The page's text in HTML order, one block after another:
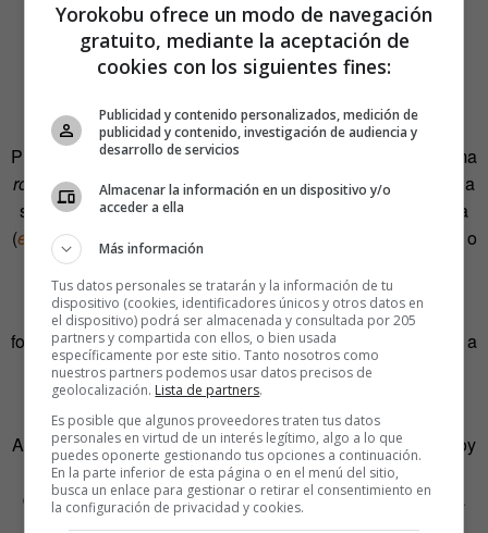
Principalmente, por un fenómeno que en lingüística se llama
rotacismo
, que consiste en insertar el sonido /ɾ/ (que viene a
ser el de una erre suave, suavecita) dentro de una palabra
(epéntesis
) para pronunciarla de una manera más cómoda o
Por eso, aunque hace mucho tiempo la formairossolo
formaba parte del ámbito coloquial o del registro oral, poco a
poco, ha ido incorporándose a ámbitos y registros más
formales.
Así pues, como esto de echaros coníos ,idos,iroso
hoy
es algo bastante rebuscado y sigo sin tener claro cómo
demonios debo pediros que os larguéis, os lo diré de una
forma directa a la par que educada: «Marchaosde una
Yorokobu ofrece un modo de navegación
gratuito, mediante la aceptación de
cookies con los siguientes fines:
Publicidad y contenido personalizados, medición de
publicidad y contenido, investigación de audiencia y
desarrollo de servicios
Almacenar la información en un dispositivo y/o
acceder a ella
Más información
Tus datos personales se tratarán y la información de tu
dispositivo (cookies, identificadores únicos y otros datos en
el dispositivo) podrá ser almacenada y consultada por 205
partners y compartida con ellos, o bien usada
específicamente por este sitio. Tanto nosotros como
nuestros partners podemos usar datos precisos de
geolocalización. Lista de partners.
Es posible que algunos proveedores traten tus datos
personales en virtud de un interés legítimo, algo a lo que
puedes oponerte gestionando tus opciones a continuación.
En la parte inferior de esta página o en el menú del sitio,
busca un enlace para gestionar o retirar el consentimiento en
la configuración de privacidad y cookies.